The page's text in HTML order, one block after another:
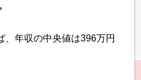
、年収の中央値は396万円